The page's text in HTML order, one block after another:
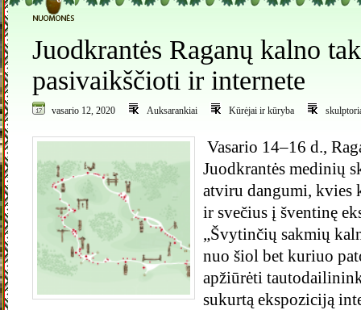
Juodkrantės Raganų kalno
pasivaikščioti ir internete
vasario 12, 2020 Auksarankiai Kūrėjai ir kūryba
Vasario 14–16 d.,
Juodkrantės medinių
atviru dangumi, kvies
ir svečius į šventinę
„Švytinčių sakmių
nuo šiol bet kuriuo
apžiūrėti
sukurtą ekspoziciją